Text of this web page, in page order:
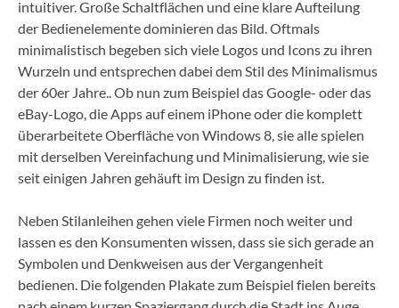
intuitiver. Große Schaltflächen und eine klare Aufteilung
der Bedienelemente dominieren das Bild. Oftmals
minimalistisch begeben sich viele Logos und Icons zu ihren
Wurzeln und entsprechen dabei dem Stil des Minimalismus
der 60er Jahre.. Ob nun zum Beispiel das Google- oder das
eBay-Logo, die Apps auf einem iPhone oder die komplett
überarbeitete Oberfläche von Windows 8, sie alle spielen
mit derselben Vereinfachung und Minimalisierung, wie sie
seit einigen Jahren gehäuft im Design zu finden ist.
Neben Stilanleihen gehen viele Firmen noch weiter und
lassen es den Konsumenten wissen, dass sie sich gerade an
Symbolen und Denkweisen aus der Vergangenheit
bedienen. Die folgenden Plakate zum Beispiel fielen bereits